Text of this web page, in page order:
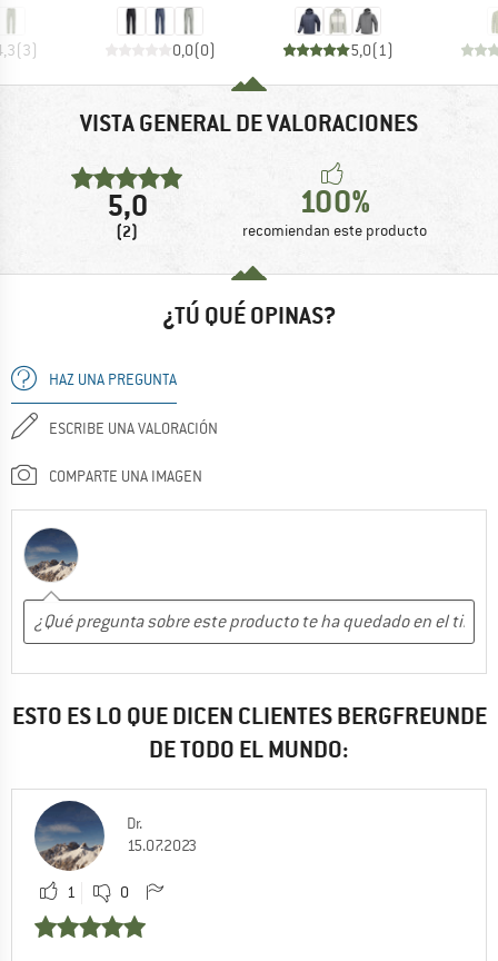
(3) 0,0(0) 5,0(1)
VISTA GENERAL DE VALORACIONES
5,0
(2)
100%
recomiendan este producto
¿TÚ QUÉ OPINAS?
HAZ UNA PREGUNTA
ESCRIBE UNA VALORACIÓN
COMPARTE UNA IMAGEN
ESTO ES LO QUE DICEN CLIENTES BERGFREUNDE
DE TODO EL MUNDO:
Dr.
15.07.2023
1 0